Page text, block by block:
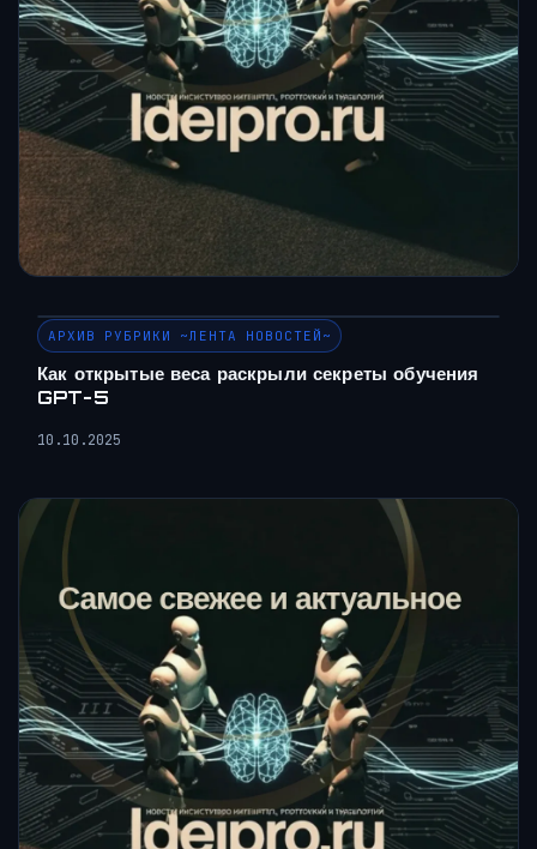
АРХИВ РУБРИКИ ~ЛЕНТА НОВОСТЕЙ~
Как открытые веса раскрыли секреты обучения
GPT-5
10.10.2025